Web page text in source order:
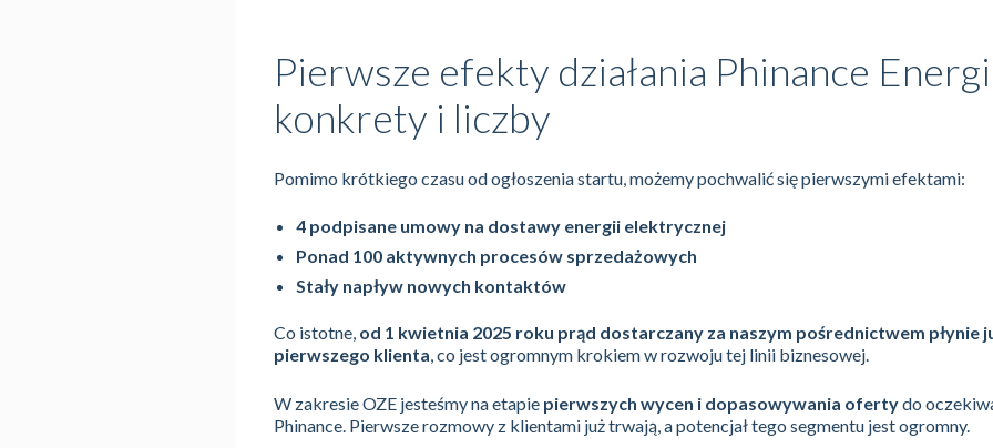
Pierwsze efekty działania Phinance
konkrety i liczby
Pomimo krótkiego czasu od ogłoszenia startu, możemy pochwalić się pierwszymi efektami:
4 podpisane umowy na dostawy energii elektrycznej
Ponad 100 aktywnych procesów sprzedażowych
Stały napływ nowych kontaktów
Co istotne, od 1 kwietnia 2025 roku prąd dostarczany za naszym pośrednictwem płynie
pierwszego klienta , co jest ogromnym krokiem w rozwoju tej linii biznesowej.
W zakresie OZE jesteśmy na etapie pierwszych wycen i dopasowywania ofertydo
Phinance. Pierwsze rozmowy z klientami już trwają, a potencjał tego segmentu jest ogromny.